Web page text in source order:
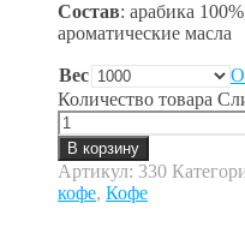
Состав: арабика
ароматические масла
Вес
Количество товара
В корзину
Артикул: 330
кофе, Кофе